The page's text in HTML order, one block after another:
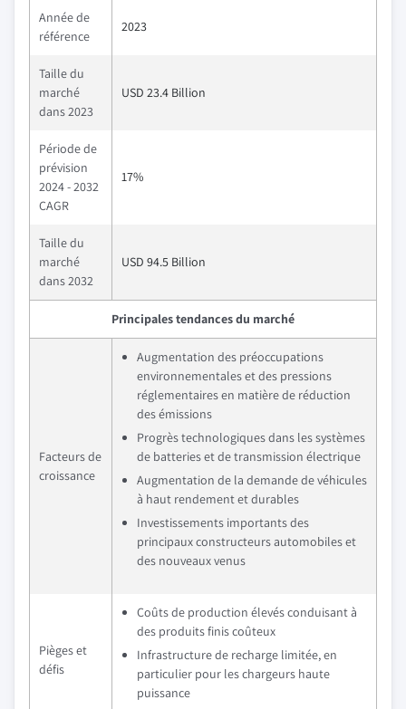
Année de
référence
2023
Taille du
marché
dans 2023
USD 23.4 Billion
Période de
prévision
2024 - 2032
CAGR
17%
Taille du
marché
dans 2032
USD 94.5 Billion
Principales tendances du marché
Facteurs de
croissance
Augmentation des préoccupations
environnementales et des pressions
réglementaires en matière de réduction
des émissions
Progrès technologiques dans les systèmes
de batteries et de transmission électrique
Augmentation de la demande de véhicules
à haut rendement et durables
Investissements importants des
principaux constructeurs automobiles et
des nouveaux venus
Pièges et
défis
Coûts de production élevés conduisant à
des produits finis coûteux
Infrastructure de recharge limitée, en
particulier pour les chargeurs haute
puissance